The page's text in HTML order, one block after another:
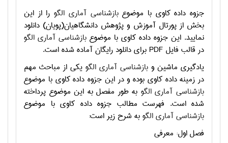
جزوه داده کاوی با موضوعبازشناسی آماری الگورا از این
بخش از پورتال آموزش و پژوهش دانشگاهیان(پویان) دانلود
نمایید. این جزوه داده کاوی با موضوع بازشناسی آماری الگو
در قالب فایل PDF برای دانلود رایگان آماده شده است.
یادگیری ماشین و بازشناسی آماری الگو یکی از مباحث مهم
در زمینه داده کاوی بوده و در این جزوه داده کاوی با موضوع
بازشناسی آماری الگو به طور مفصل به این موضوع پرداخته
شده است. فهرست مطالب جزوه داده کاوی با موضوع
بازشناسی آماری الگوبه شرح زیر است:
فصل اول: معرفی